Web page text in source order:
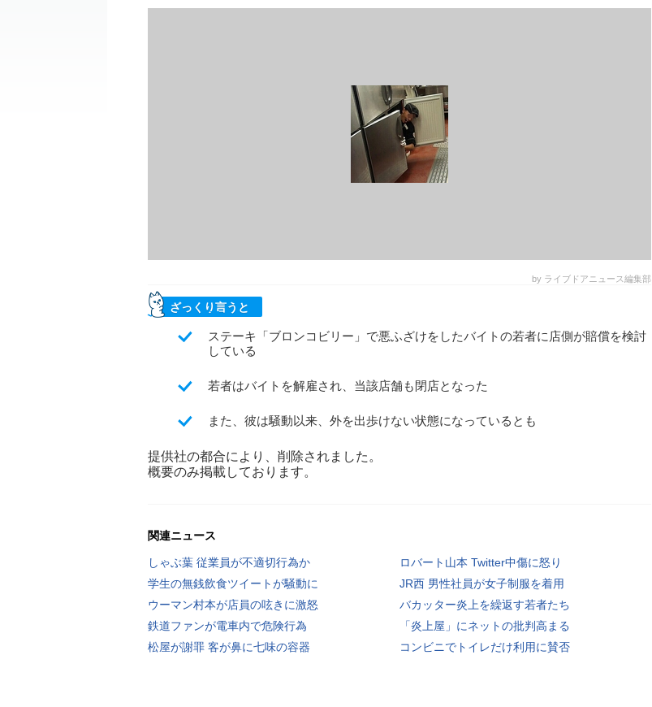
by ライブドアニュース編集部
ざっくり言うと
ステーキ「ブロンコビリー」で悪ふざけをしたバイトの若者に店側が賠償を検討
している
若者はバイトを解雇され、当該店舗も閉店となった
また、彼は騒動以来、外を出歩けない状態になっているとも
提供社の都合により、削除されました。
概要のみ掲載しております。
関連ニュース
しゃぶ葉 従業員が不適切行為か
ロバート山本 Twitter中傷に怒り
学生の無銭飲食ツイートが騒動に
JR西 男性社員が女子制服を着用
ウーマン村本が店員の呟きに激怒
バカッター炎上を繰返す若者たち
鉄道ファンが電車内で危険行為
「炎上屋」にネットの批判高まる
松屋が謝罪 客が鼻に七味の容器
コンビニでトイレだけ利用に賛否